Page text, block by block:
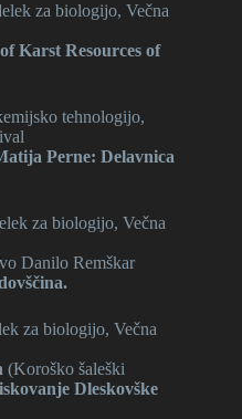
za biologijo, Večna
Karst Resources of
tehnologijo,
Perne: Delavnica
za biologijo, Večna
Danilo Remškar
za biologijo, Večna
(Koroško šaleški
Dleskovške